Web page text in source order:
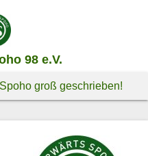
98 e.V.
groß geschrieben!